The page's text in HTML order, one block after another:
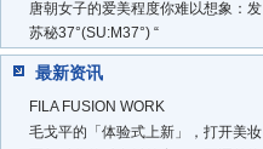
唐朝女子的爱美程度你难以想象：发
苏秘37°(SU:M37°) “
最新资讯
FILA FUSION WORK
毛戈平的「体验式上新」，打开美妆